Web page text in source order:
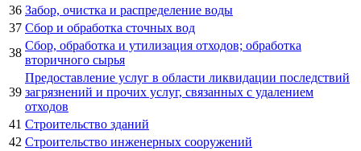
36 Забор, очистка и распределение воды
37 Сбор и обработка сточных вод
38
Сбор, обработка и утилизация отходов; обработка
вторичного сырья
39
Предоставление услуг в области ликвидации последствий
загрязнений и прочих услуг, связанных с удалением
отходов
41 Строительство зданий
42 Строительство инженерных сооружений